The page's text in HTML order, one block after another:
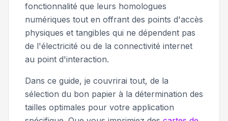
fonctionnalité que leurs homologues
numériques tout en offrant des points d'accès
physiques et tangibles qui ne dépendent pas
de l'électricité ou de la connectivité internet
au point d'interaction.
Dans ce guide, je couvrirai tout, de la
sélection du bon papier à la détermination des
tailles optimales pour votre application